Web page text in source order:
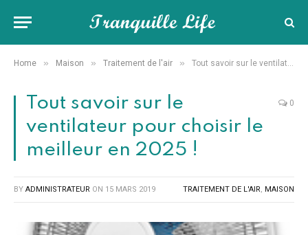
Home » Maison » Traitement de l'air » Tout savoir sur le ventilateur pour choisir le meilleur en 2025 !
Tout savoir sur le
ventilateur pour choisir le
meilleur en 2025 !
0
BY ADMINISTRATEUR ON 15 MARS 2019 TRAITEMENT DE L'AIR, MAISON